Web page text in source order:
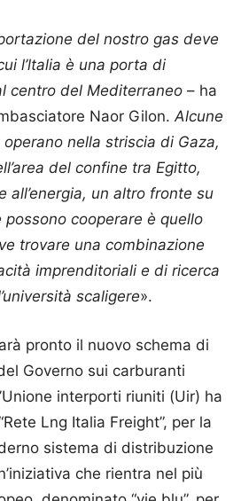
del nostro gas deve
l’ltalia è una porta di
centro del Mediterraneo – ha
Naor Gilon. Alcune
nella striscia di Gaza,
del confine tra Egitto,
all’energia, un altro fronte su
possono cooperare è quello
trovare una combinazione
imprenditoriali e di ricerca
scaligere».
pronto il nuovo schema di
Governo sui carburanti
interporti riuniti (Uir) ha
Lng Italia Freight”, per la
sistema di distribuzione
che rientra nel più